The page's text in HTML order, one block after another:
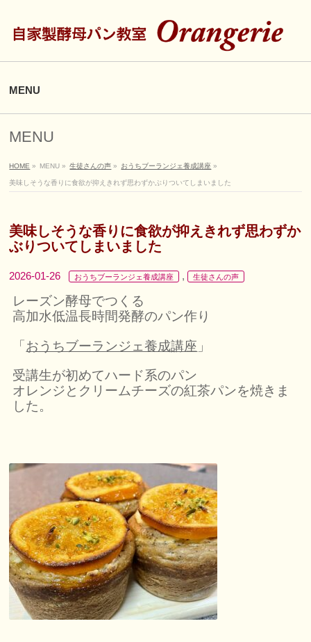
MENU
MENU
HOME » MENU » 生徒さんの声 » おうちブーランジェ養成講座 »
美味しそうな香りに食欲が抑えきれず思わずかぶりついてしまいました
美味しそうな香りに食欲が抑えきれず思わずか
ぶりついてしまいました
2026-01-26 おうちブーランジェ養成講座 , 生徒さんの声
レーズン酵母でつくる
高加水低温長時間発酵のパン作り
「 おうちブーランジェ養成講座 」
受講生が初めてハード系のパン
オレンジとクリームチーズの紅茶パンを焼きま
した。